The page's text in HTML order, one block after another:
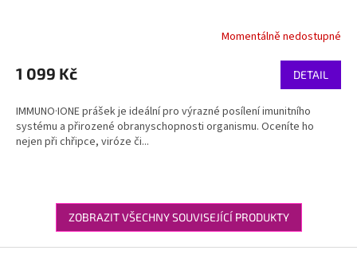
Momentálně nedostupné
1 099 Kč DETAIL
IMMUNO·IONE prášek je ideální pro výrazné posílení imunitního
systému a přirozené obranyschopnosti organismu. Oceníte ho
nejen při chřipce, viróze či...
ZOBRAZIT VŠECHNY SOUVISEJÍCÍ PRODUKTY